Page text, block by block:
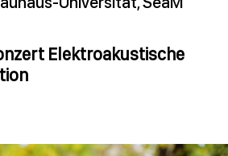
Elektroakustische